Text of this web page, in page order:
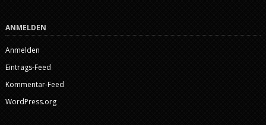
ANMELDEN
Anmelden
Eintrags-Feed
Kommentar-Feed
WordPress.org